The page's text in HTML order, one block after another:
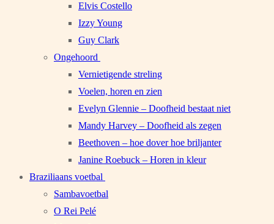
Elvis Costello
Izzy Young
Guy Clark
Ongehoord
Vernietigende streling
Voelen, horen en zien
Evelyn Glennie – Doofheid bestaat niet
Mandy Harvey – Doofheid als zegen
Beethoven – hoe dover hoe briljanter
Janine Roebuck – Horen in kleur
Braziliaans voetbal
Sambavoetbal
O Rei Pelé